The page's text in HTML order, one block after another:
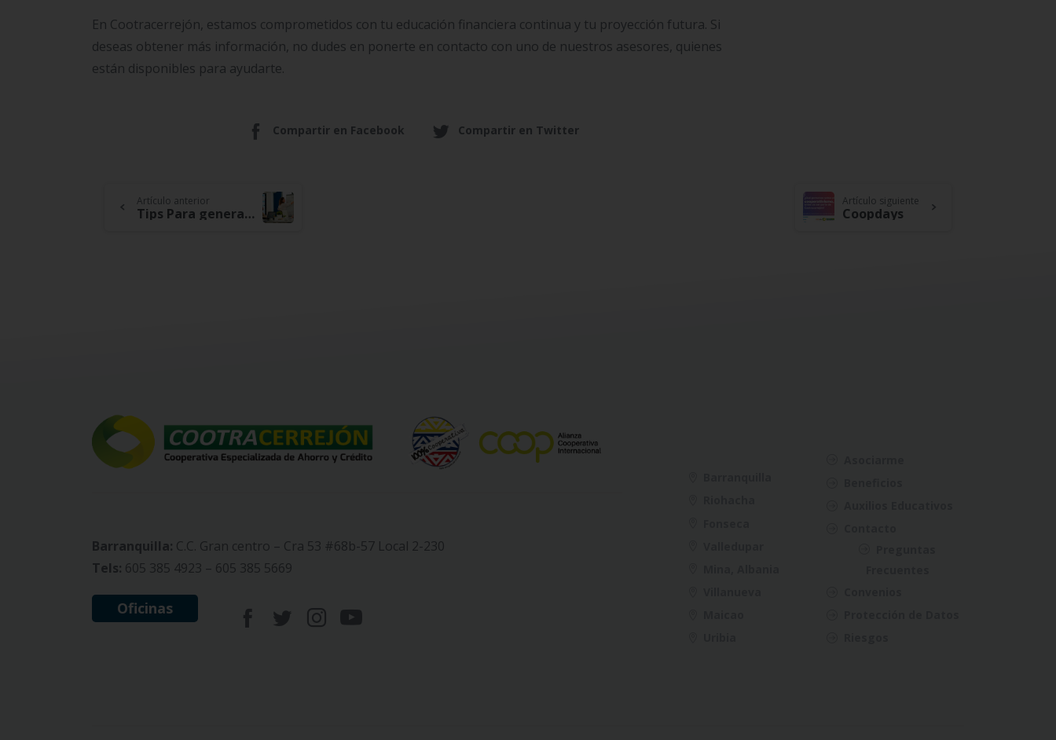
En Cootracerrejón, estamos comprometidos con tu educación financiera continua y tu proyección futura. Si
deseas obtener más información, no dudes en ponerte en contacto con uno de nuestros asesores, quienes
están disponibles para ayudarte.
Compartir en Facebook Compartir en Twitter
Continue
Artículo anterior
Tips Para generar estrategias y Construir una Red de Seguridad Financiera
Artículo siguiente
Coopdays
Barranquilla: C.C. Gran centro – Cra 53 #68b-57 Local 2-230
Tels: 605 385 4923 – 605 385 5669
Oficinas